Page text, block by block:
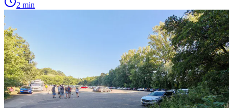
2 min